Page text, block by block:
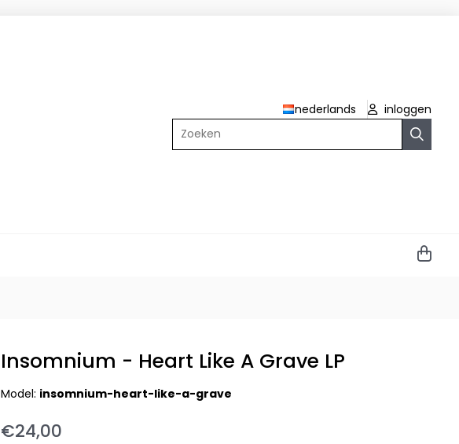
nederlands
inloggen
Zoeken
Insomnium - Heart Like A Grave LP
Model: insomnium-heart-like-a-grave
€24,00